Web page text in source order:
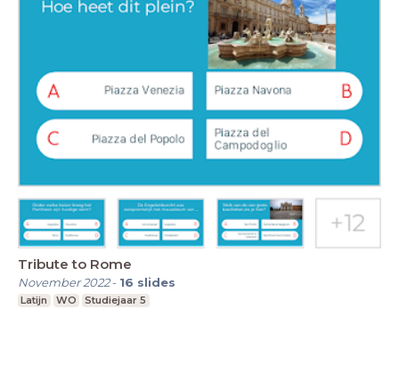
Tribute to Rome
November 2022- 16 slides
Latijn WO Studiejaar 5